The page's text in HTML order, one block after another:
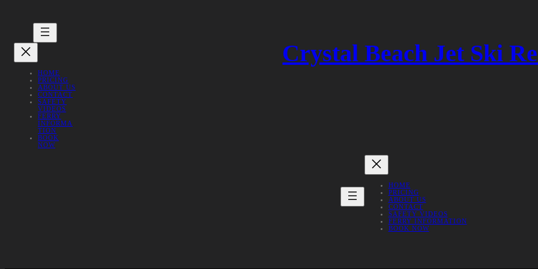
HOME
PRICING
ABOUT US
CONTACT
SAFETY
VIDEOS
FERRY
INFORMA
TION
BOOK
NOW
Crystal Beach Jet Ski
HOME
PRICING
ABOUT US
CONTACT
SAFETY VIDEOS
FERRY INFORMATION
BOOK NOW